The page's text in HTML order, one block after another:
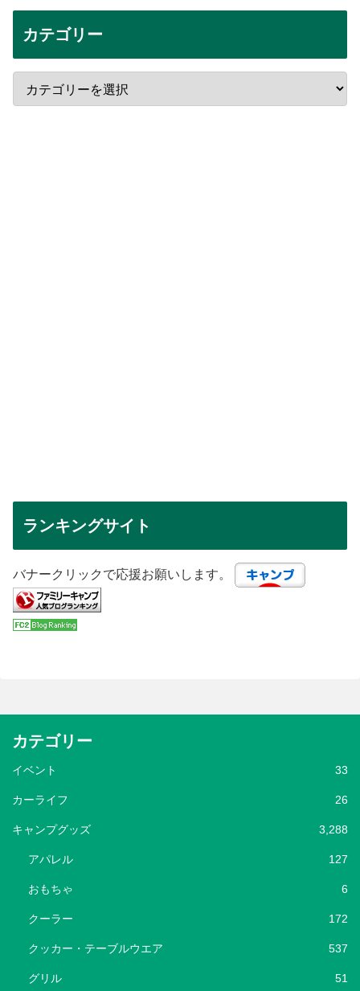
カテゴリー
ランキングサイト
バナークリックで応援お願いします。
カテゴリー
イベント 33
カーライフ 26
キャンプグッズ 3,288
アパレル 127
おもちゃ 6
クーラー 172
クッカー・テーブルウエア 537
グリル 51